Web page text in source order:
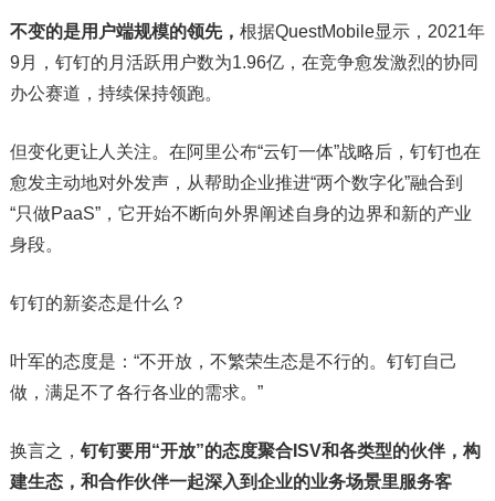
不变的是用户端规模的领先， 根据QuestMobile显示，2021年
9月，钉钉的月活跃用户数为1.96亿，在竞争愈发激烈的协同
办公赛道，持续保持领跑。
但变化更让人关注。在阿里公布“云钉一体”战略后，钉钉也在
愈发主动地对外发声，从帮助企业推进“两个数字化”融合到
“只做PaaS”，它开始不断向外界阐述自身的边界和新的产业
身段。
钉钉的新姿态是什么？
叶军的态度是：“不开放，不繁荣生态是不行的。钉钉自己
做，满足不了各行各业的需求。”
换言之，钉钉要用“开放”的态度聚合ISV和各类型的伙伴，构
建生态，和合作伙伴一起深入到企业的业务场景里服务客